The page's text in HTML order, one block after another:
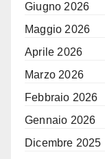
Giugno 2026
Maggio 2026
Aprile 2026
Marzo 2026
Febbraio 2026
Gennaio 2026
Dicembre 2025